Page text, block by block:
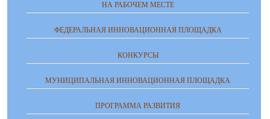
НА РАБОЧЕМ МЕСТЕ
ФЕДЕРАЛЬНАЯ ИННОВАЦИОННАЯ ПЛОЩАДКА
КОНКУРСЫ
МУНИЦИПАЛЬНАЯ ИННОВАЦИОННАЯ ПЛОЩАДКА
ПРОГРАММА РАЗВИТИЯ